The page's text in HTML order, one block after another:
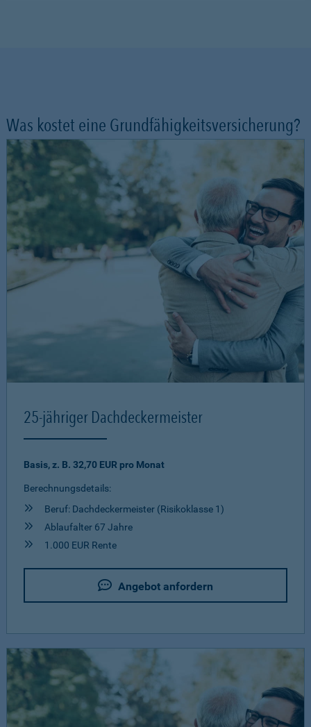
Was kostet eine Grundfähigkeitsversicherung?
25-jähriger Dachdeckermeister
Basis, z. B. 32,70 EUR pro Monat
Berechnungsdetails:
Beruf: Dachdeckermeister (Risikoklasse 1)
Ablaufalter 67 Jahre
1.000 EUR Rente
Angebot anfordern